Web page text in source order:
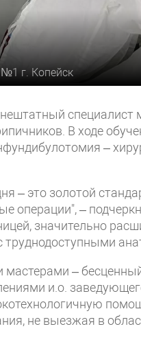
г. Копейск
специалист
В ходе
–
– это золотой
операции", –
значительно
мастерами –
и.о.
не выезжая в